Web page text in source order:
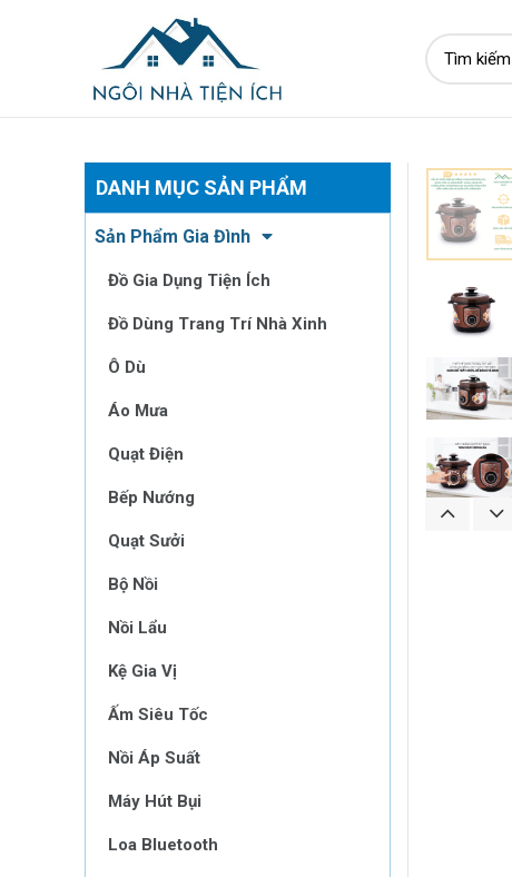
DANH MỤC SẢN PHẨM
Sản Phẩm Gia Đình
Đồ Gia Dụng Tiện Ích
Đồ Dùng Trang Trí Nhà Xinh
Ô Dù
Áo Mưa
Quạt Điện
Bếp Nướng
Quạt Sưởi
Bộ Nồi
Nồi Lẩu
Kệ Gia Vị
Ấm Siêu Tốc
Nồi Áp Suất
Máy Hút Bụi
Loa Bluetooth